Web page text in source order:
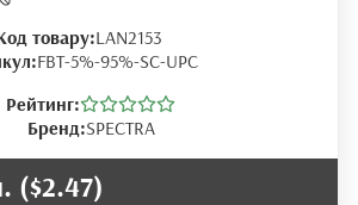
товару:LAN2153
FBT-5%-95%-SC-UPC
Рейтинг:
Бренд:SPECTRA
($2.47)